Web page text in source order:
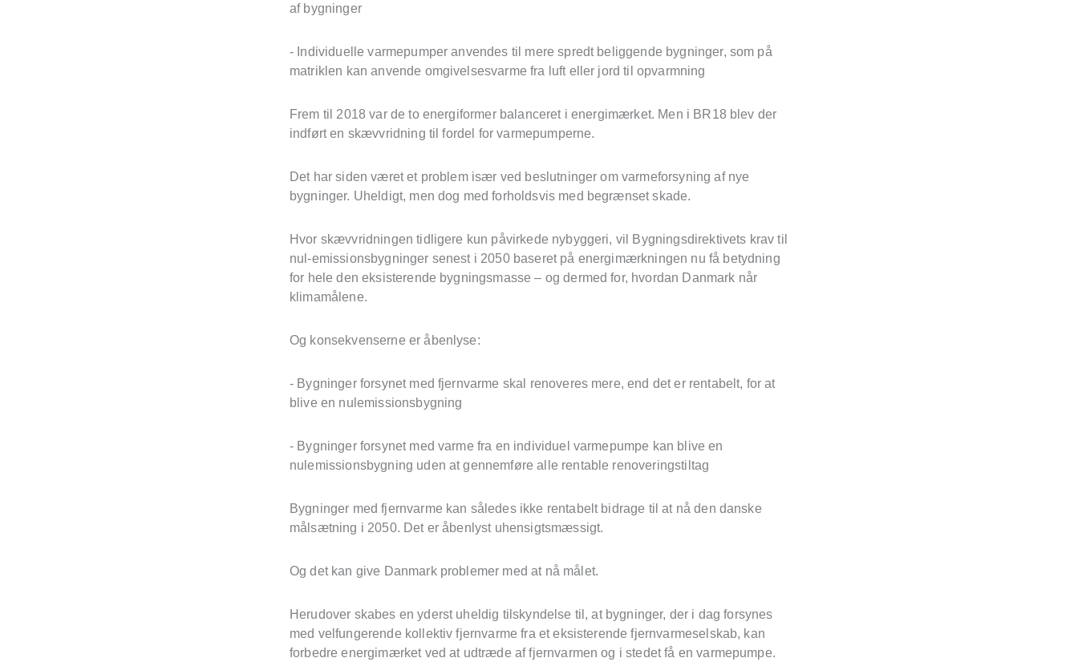
af bygninger
- Individuelle varmepumper anvendes til mere spredt beliggende bygninger, som på
matriklen kan anvende omgivelsesvarme fra luft eller jord til opvarmning
Frem til 2018 var de to energiformer balanceret i energimærket. Men i BR18 blev der
indført en skævvridning til fordel for varmepumperne.
Det har siden været et problem især ved beslutninger om varmeforsyning af nye
bygninger. Uheldigt, men dog med forholdsvis med begrænset skade.
Hvor skævvridningen tidligere kun påvirkede nybyggeri, vil Bygningsdirektivets krav til
nul-emissionsbygninger senest i 2050 baseret på energimærkningen nu få betydning
for hele den eksisterende bygningsmasse – og dermed for, hvordan Danmark når
klimamålene.
Og konsekvenserne er åbenlyse:
- Bygninger forsynet med fjernvarme skal renoveres mere, end det er rentabelt, for at
blive en nulemissionsbygning
- Bygninger forsynet med varme fra en individuel varmepumpe kan blive en
nulemissionsbygning uden at gennemføre alle rentable renoveringstiltag
Bygninger med fjernvarme kan således ikke rentabelt bidrage til at nå den danske
målsætning i 2050. Det er åbenlyst uhensigtsmæssigt.
Og det kan give Danmark problemer med at nå målet.
Herudover skabes en yderst uheldig tilskyndelse til, at bygninger, der i dag forsynes
med velfungerende kollektiv fjernvarme fra et eksisterende fjernvarmeselskab, kan
forbedre energimærket ved at udtræde af fjernvarmen og i stedet få en varmepumpe.